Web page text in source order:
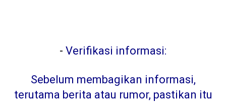
- Verifikasi informasi:
Sebelum membagikan informasi,
terutama berita atau rumor, pastikan itu